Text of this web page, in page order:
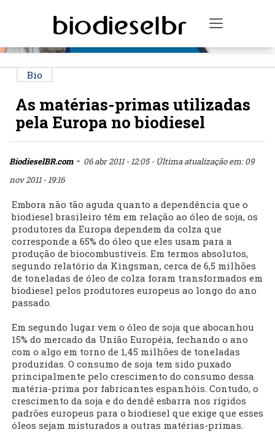
Toggle
Bio
As matérias-primas utilizadas
pela Europa no biodiesel
BiodieselBR.com- 06 abr 2011 - 12:05- Última atualização em: 09
nov 2011 - 19:16
Embora não tão aguda quanto a dependência que o
biodiesel brasileiro têm em relação ao óleo de soja, os
produtores da Europa dependem da colza que
corresponde a 65% do óleo que eles usam para a
produção de biocombustíveis. Em termos absolutos,
segundo relatório da Kingsman, cerca de 6,5 milhões
de toneladas de óleo de colza foram transformados em
biodiesel pelos produtores europeus ao longo do ano
passado.
Em segundo lugar vem o óleo de soja que abocanhou
15% do mercado da União Européia, fechando o ano
com o algo em torno de 1,45 milhões de toneladas
produzidas. O consumo de soja tem sido puxado
principalmente pelo crescimento do consumo dessa
matéria-prima por fabricantes espanhóis. Contudo, o
crescimento da soja e do dendê esbarra nos rígidos
padrões europeus para o biodiesel que exige que esses
óleos sejam misturados a outras matérias-primas.